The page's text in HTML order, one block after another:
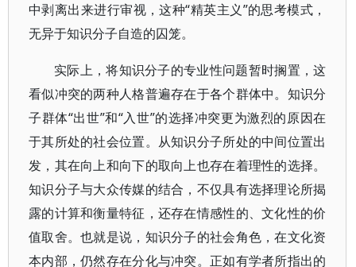
中剥离出来进行审视，这种“精英主义”的思考模式，
无异于知识分子自造的囚笼。
实际上，将知识分子的专业性问题暂时搁置，这
看似冲突的两种人格普遍存在于各个群体中。知识分
子群体“出世”和“入世”的选择冲突更为激烈的原因在
于其所处的社会位置。从知识分子所处的中间位置出
发，其在向上和向下的取向上也存在着理性的选择。
知识分子与大众传媒的结合，不仅具有选择理论所揭
露的计算和衡量特征，还存在情感性的、文化性的价
值取舍。也就是说，知识分子的社会角色，在文化资
本内部，仍然存在分化与冲突。正如有学者所指出的